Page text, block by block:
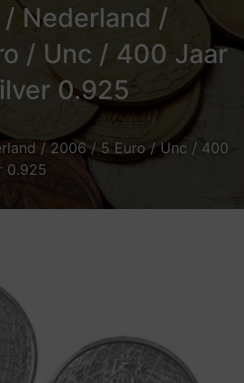
/ Nederland /
/ Unc / 400 Jaar
0.925
/ 2006 / 5 Euro / Unc / 400
0.925